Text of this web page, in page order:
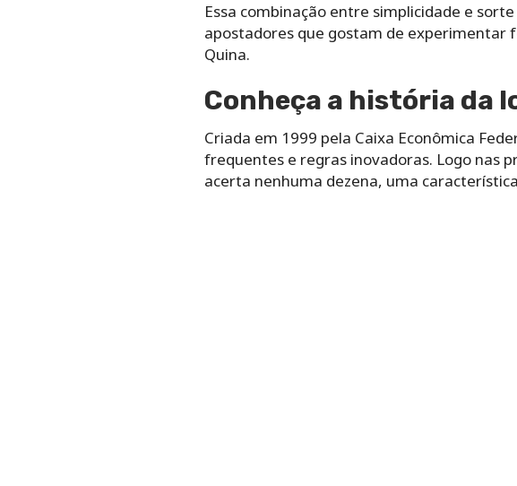
Essa combinação entre simplicidade e
apostadores que gostam de experimentar
Quina.
Conheça a história da
Criada em 1999 pela Caixa Econômica
frequentes e regras inovadoras. Logo nas
acerta nenhuma dezena, uma